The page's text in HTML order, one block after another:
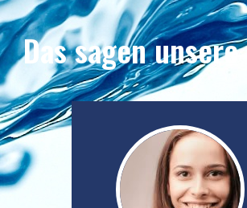
Das sagen